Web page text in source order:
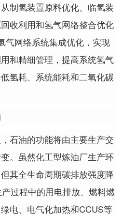
制氢装置原料优化、临氢装
收利用和氢气网络整合优化
气网络系统集成优化，实现
和精细管理，提高系统氢气
氢耗、系统能耗和二氧化碳
石油的功能将由主要生产交
。虽然化工型炼油厂生产环
其全生命周期碳排放强度降
过程中的用电排放、燃料燃
电、电气化加热和CCUS等